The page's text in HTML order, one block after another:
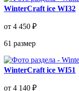
WinterCraft ice WI32
от 4 450 ₽
61 размер
WinterCraft ice WI51
от 4 140 ₽